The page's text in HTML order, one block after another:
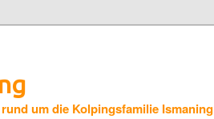
um die Kolpingsfamilie Ismaning